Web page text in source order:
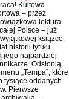
Kultowa
– przez
lektura
Polsce – już
książce.
historii tytułu
jego najbardziej
Odsłonią
„Tempa”, które
tysiące oddanych
Pierwsze